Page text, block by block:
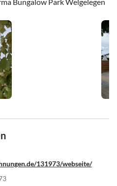
131973/webseite/